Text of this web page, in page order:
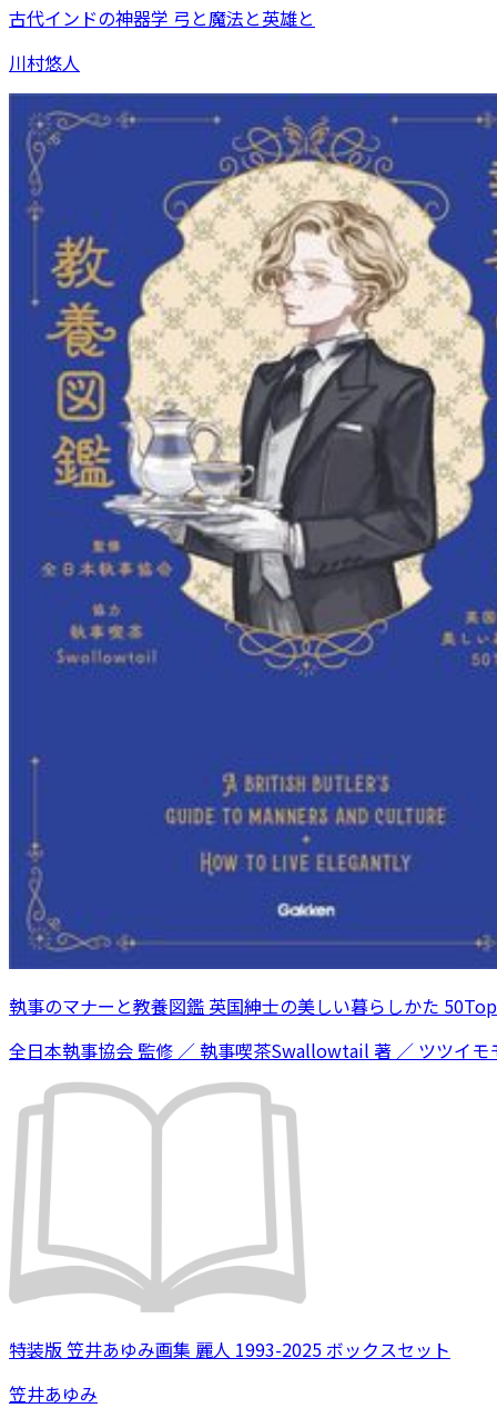
古代インドの神器学 弓と魔法と英雄と
川村悠人
執事のマナーと教養図鑑 英国紳士の美しい暮らしかた
全日本執事協会 監修 ／ 執事喫茶Swallowtail 著 ／ ツツイ
特装版 笠井あゆみ画集 麗人 1993-2025 ボックスセット
笠井あゆみ